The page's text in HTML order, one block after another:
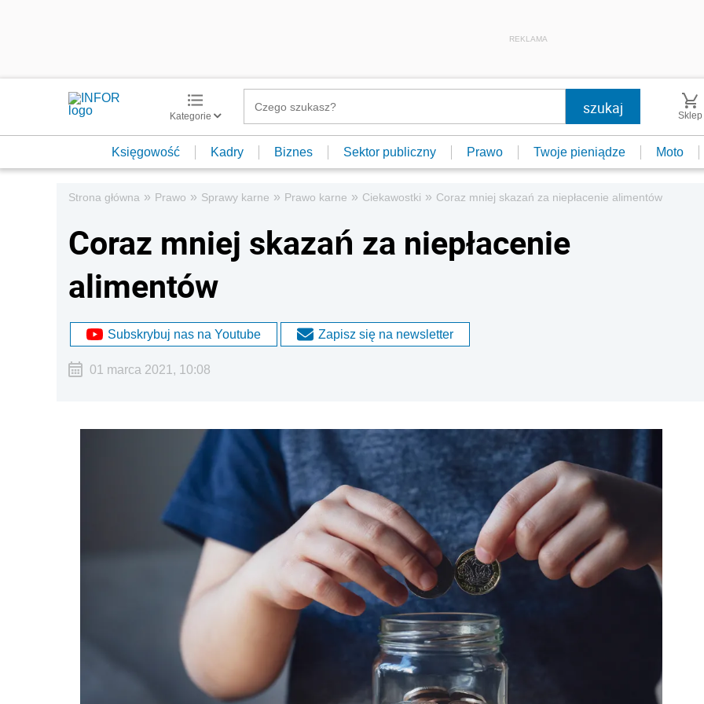
REKLAMA
Kategorie Sklep
Księgowość Kadry Biznes Sektor publiczny Prawo Twoje pieniądze Moto
Strona główna » Prawo » Sprawy karne » Prawo karne » Ciekawostki » Coraz mniej skazań za niepłacenie alimentów
Coraz mniej skazań za niepłacenie
alimentów
Subskrybuj nas na Youtube Zapisz się na newsletter
01 marca 2021, 10:08